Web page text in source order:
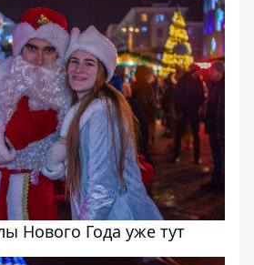
Нового Года уже тут